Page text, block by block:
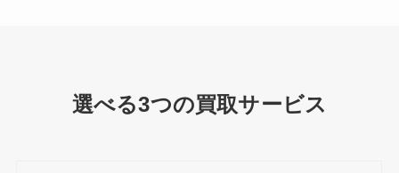
選べる3つの買取サービス